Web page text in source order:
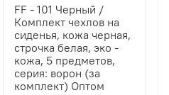
FF - 101 Черный /
Комплект чехлов на
сиденья, кожа черная,
строчка белая, эко -
кожа, 5 предметов,
серия: ворон (за
комплект) Оптом